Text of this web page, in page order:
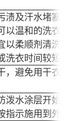
渍及汗水堵塞
以温和的洗衣
以柔顺剂清洗
洗衣时间较短
，避免用干衣
泼水涂层开始
指示施用到外